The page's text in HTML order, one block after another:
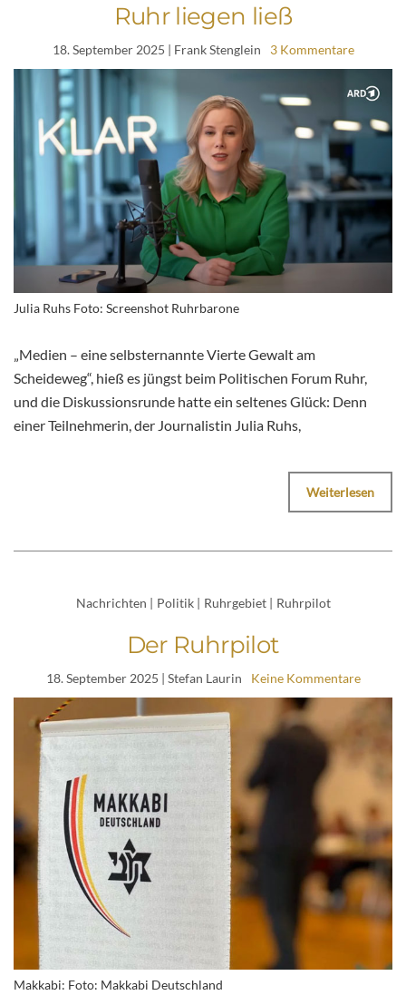
Ruhr liegen ließ
18. September 2025 | Frank Stenglein 3 Kommentare
Julia Ruhs Foto: Screenshot Ruhrbarone
„Medien – eine selbsternannte Vierte Gewalt am
Scheideweg“, hieß es jüngst beim Politischen Forum Ruhr,
und die Diskussionsrunde hatte ein seltenes Glück: Denn
einer Teilnehmerin, der Journalistin Julia Ruhs,
Weiterlesen
Nachrichten | Politik | Ruhrgebiet | Ruhrpilot
Der Ruhrpilot
18. September 2025 | Stefan Laurin Keine Kommentare
Makkabi: Foto: Makkabi Deutschland